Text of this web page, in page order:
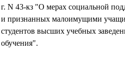
г. N 43-кз "О мерах социальной
и признанных малоимущими
студентов высших учебных
обучения".